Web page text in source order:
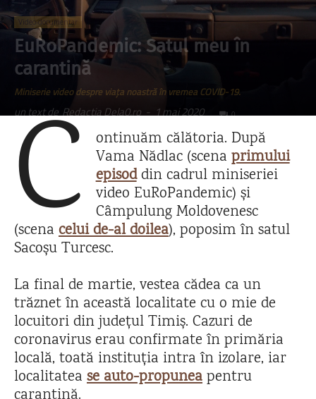
Video-documentar
EuRoPandemic: Satul meu în
carantină
Miniserie video despre viața noastră în vremea COVID-19.
un text de Redacția Dela0.ro- 1 mai 2020 0
C ontinuăm călătoria. După
Vama Nădlac (scena primului
episoddin cadrul miniseriei
video EuRoPandemic) și
Câmpulung Moldovenesc
(scena celui de-al doilea), poposim în satul
Sacoșu Turcesc.
La final de martie, vestea cădea ca un
trăznet în această localitate cu o mie de
locuitori din județul Timiș. Cazuri de
coronavirus erau confirmate în primăria
locală, toată instituția intra în izolare, iar
localitatea se auto-propuneapentru